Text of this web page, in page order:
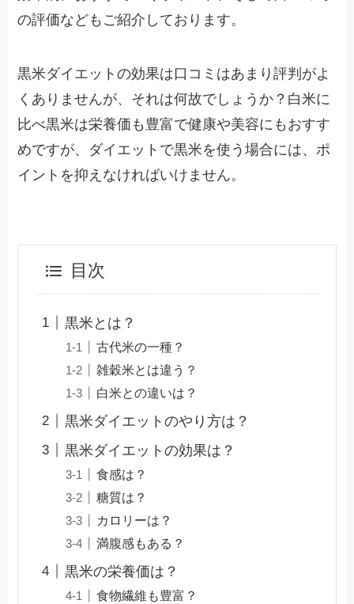
の評価などもご紹介しております。
黒米ダイエットの効果は口コミはあまり評判がよ
くありませんが、それは何故でしょうか？白米に
比べ黒米は栄養価も豊富で健康や美容にもおすす
めですが、ダイエットで黒米を使う場合には、ポ
イントを抑えなければいけません。
目次
黒米とは？
古代米の一種？
雑穀米とは違う？
白米との違いは？
黒米ダイエットのやり方は？
黒米ダイエットの効果は？
食感は？
糖質は？
カロリーは？
満腹感もある？
黒米の栄養価は？
食物繊維も豊富？